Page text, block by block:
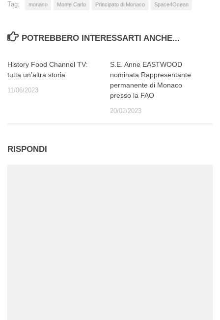
Tag: monaco Monte Carlo Principato di Monaco Space4Ocean
POTREBBERO INTERESSARTI ANCHE...
History Food Channel TV:
tutta un’altra storia
11/06/2023
S.E. Anne EASTWOOD
nominata Rappresentante
permanente di Monaco
presso la FAO
20/02/2023
RISPONDI